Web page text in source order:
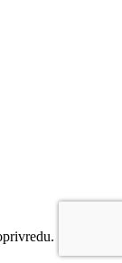
Sva prava